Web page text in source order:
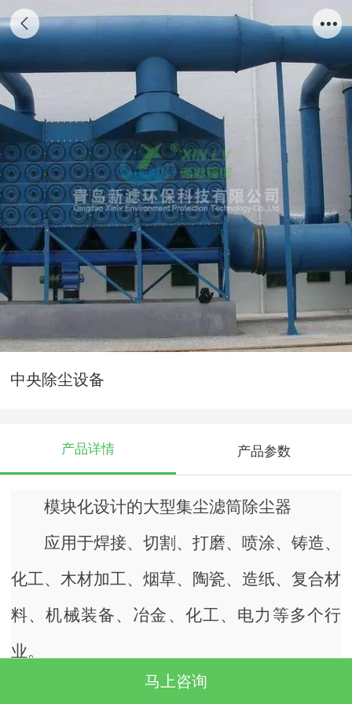
中央除尘设备
产品详情 产品参数
模块化设计的大型集尘滤筒除尘器
应用于焊接、切割、打磨、喷涂、铸造、
化工、木材加工、烟草、陶瓷、造纸、复合材
料、机械装备、冶金、化工、电力等多个行
业。
该系列除尘器适用于整体厂房车间多工
马上咨询